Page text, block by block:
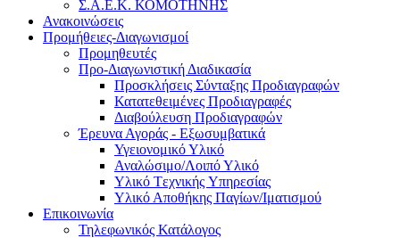
Σ.Α.Ε.Κ. ΚΟΜΟΤΗΝΗΣ
Ανακοινώσεις
Προμήθειες-Διαγωνισμοί
Προμηθευτές
Προ-Διαγωνιστική Διαδικασία
Προσκλήσεις Σύνταξης Προδιαγραφών
Κατατεθειμένες Προδιαγραφές
Διαβούλευση Προδιαγραφών
Έρευνα Αγοράς - Εξωσυμβατικά
Υγειονομικό Υλικό
Αναλώσιμο/Λοιπό Υλικό
Υλικό Tεχνικής Yπηρεσίας
Υλικό Αποθήκης Παγίων/Ιματισμού
Επικοινωνία
Τηλεφωνικός Κατάλογος